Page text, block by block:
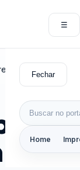
☰
Fechar
Buscar por:
Home
breve